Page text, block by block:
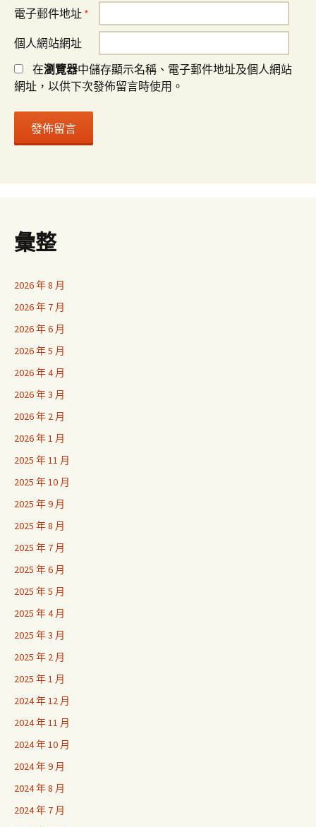
電子郵件地址 *
個人網站網址
在瀏覽器中儲存顯示名稱、電子郵件地址及個人網站
網址，以供下次發佈留言時使用。
彙整
2026 年 8 月
2026 年 7 月
2026 年 6 月
2026 年 5 月
2026 年 4 月
2026 年 3 月
2026 年 2 月
2026 年 1 月
2025 年 11 月
2025 年 10 月
2025 年 9 月
2025 年 8 月
2025 年 7 月
2025 年 6 月
2025 年 5 月
2025 年 4 月
2025 年 3 月
2025 年 2 月
2025 年 1 月
2024 年 12 月
2024 年 11 月
2024 年 10 月
2024 年 9 月
2024 年 8 月
2024 年 7 月